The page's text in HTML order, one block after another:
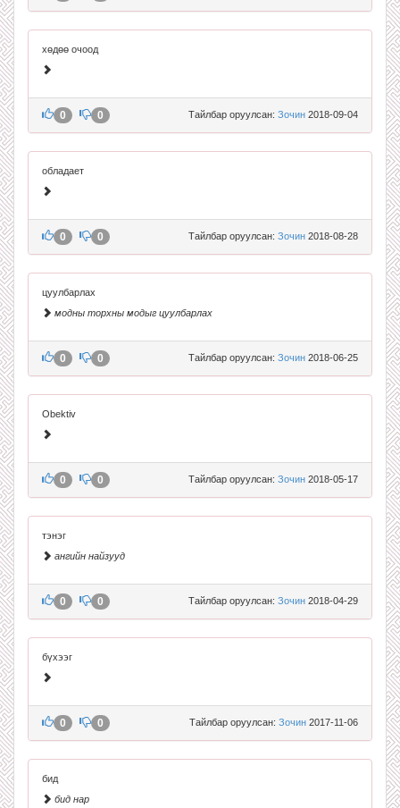
хөдөө очоод
Тайлбар оруулсан: Зочин 2018-09-04
0 0
обладает
Тайлбар оруулсан: Зочин 2018-08-28
0 0
цуулбарлах
модны торхны модыг цуулбарлах
Тайлбар оруулсан: Зочин 2018-06-25
0 0
Obektiv
Тайлбар оруулсан: Зочин 2018-05-17
0 0
тэнэг
ангийн найзууд
Тайлбар оруулсан: Зочин 2018-04-29
0 0
бүхээг
Тайлбар оруулсан: Зочин 2017-11-06
0 0
бид
бид нар